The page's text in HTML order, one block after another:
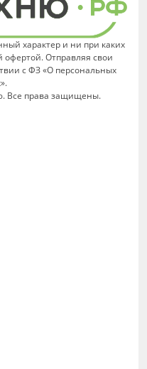
характер и ни при каких
офертой. Отправляя свои
с ФЗ «О персональных
Все права защищены.